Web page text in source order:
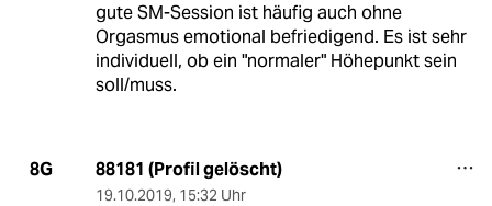
gute SM-Session ist häufig auch ohne
Orgasmus emotional befriedigend. Es ist sehr
individuell, ob ein "normaler" Höhepunkt sein
soll/muss.
8G 88181 (Profil gelöscht)
19.10.2019, 15:32 Uhr